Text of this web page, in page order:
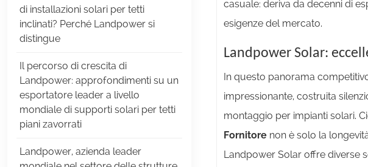
casuale: deriva da decenni di
esigenze del mercato.
Landpower Solar:
In questo panorama
impressionante, costruita
montaggio per impianti solari.
Fornitore non è solo la
Landpower Solar offre diverse
di installazioni solari per tetti
inclinati? Perché Landpower si
distingue
Il percorso di crescita di
Landpower: approfondimenti su un
esportatore leader a livello
mondiale di supporti solari per tetti
piani zavorrati
Landpower, azienda leader